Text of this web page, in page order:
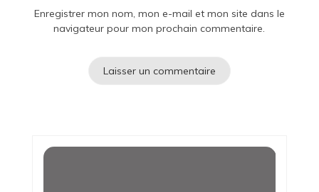
Enregistrer mon nom, mon e-mail et mon site dans le
navigateur pour mon prochain commentaire.